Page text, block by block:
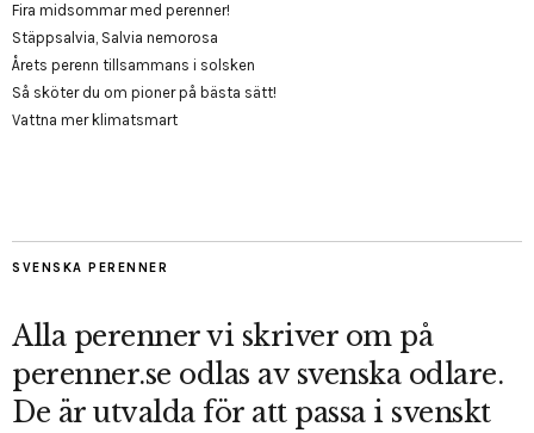
Fira midsommar med perenner!
Stäppsalvia, Salvia nemorosa
Årets perenn tillsammans i solsken
Så sköter du om pioner på bästa sätt!
Vattna mer klimatsmart
SVENSKA PERENNER
Alla perenner vi skriver om på
perenner.se odlas av svenska odlare.
De är utvalda för att passa i svenskt